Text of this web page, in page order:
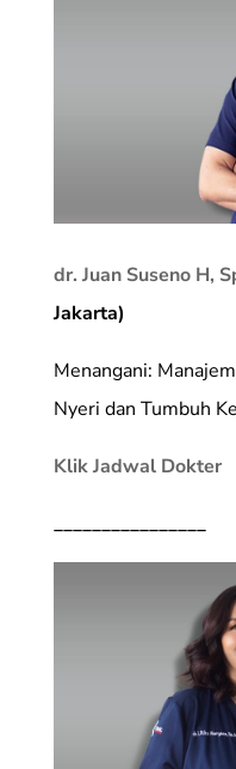
dr. Juan Suseno H,
Jakarta)
Menangani:
Nyeri dan Tumbuh
Klik Jadwal Dokter
________________